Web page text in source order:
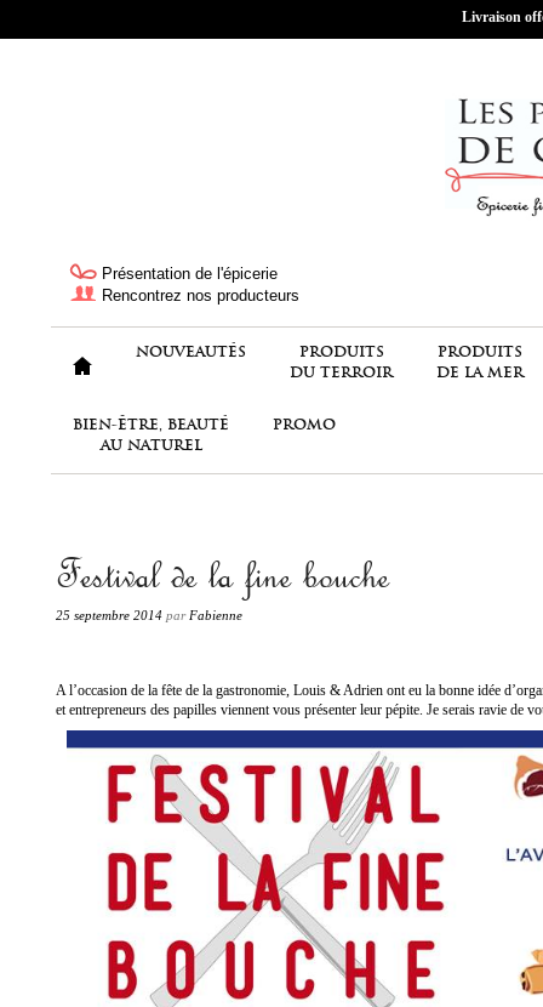
Livraison
Présentation de l'épicerie
Rencontrez nos producteurs
NOUVEAUTÉS
PRODUITS
DU TERROIR
PRODUITS
DE LA MER
BIEN-ÊTRE, BEAUTÉ
AU NATUREL
PROMO
«Les produits de terroir passent à la casserole.»
Festival de la fine bouche
25 septembre 2014 par Fabienne
A l’occasion de la fête de la gastronomie, Louis & Adrien ont eu la bonne idée
et entrepreneurs des papilles viennent vous présenter leur pépite. Je serais ravie de